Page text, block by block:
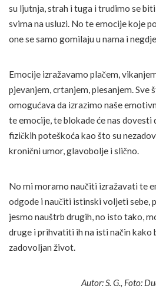
su ljutnja, strah i tuga i trudimo se
svima na usluzi. No te emocije koje
one se samo gomilaju u nama i
Emocije izražavamo plačem,
pjevanjem, crtanjem, plesanjem. Sve
omogućava da izrazimo naše
te emocije, te blokade će nas
fizičkih poteškoća kao što su
kronični umor, glavobolje i slično.
No mi moramo naučiti izražavati te
odgode i naučiti istinski voljeti sebe,
jesmo nauštrb drugih, no isto tako,
druge i prihvatiti ih na isti način kako
zadovoljan život.
Autor: S. G., Foto: